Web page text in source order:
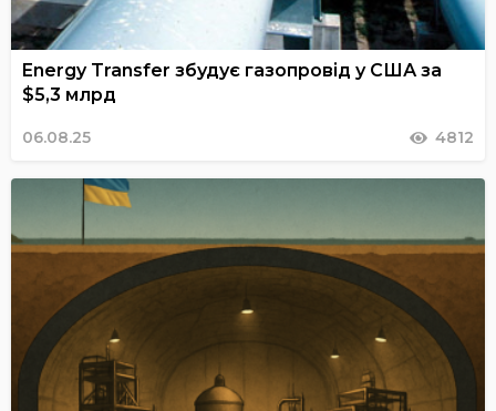
Energy Transfer збудує газопровід у США за
$5,3 млрд
06.08.25 4812